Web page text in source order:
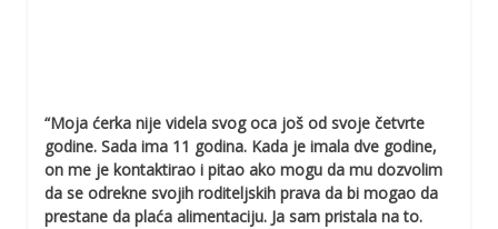
“Moja ćerka nije videla svog oca još od svoje četvrte
godine. Sada ima 11 godina. Kada je imala dve godine,
on me je kontaktirao i pitao ako mogu da mu dozvolim
da se odrekne svojih roditeljskih prava da bi mogao da
prestane da plaća alimentaciju. Ja sam pristala na to.